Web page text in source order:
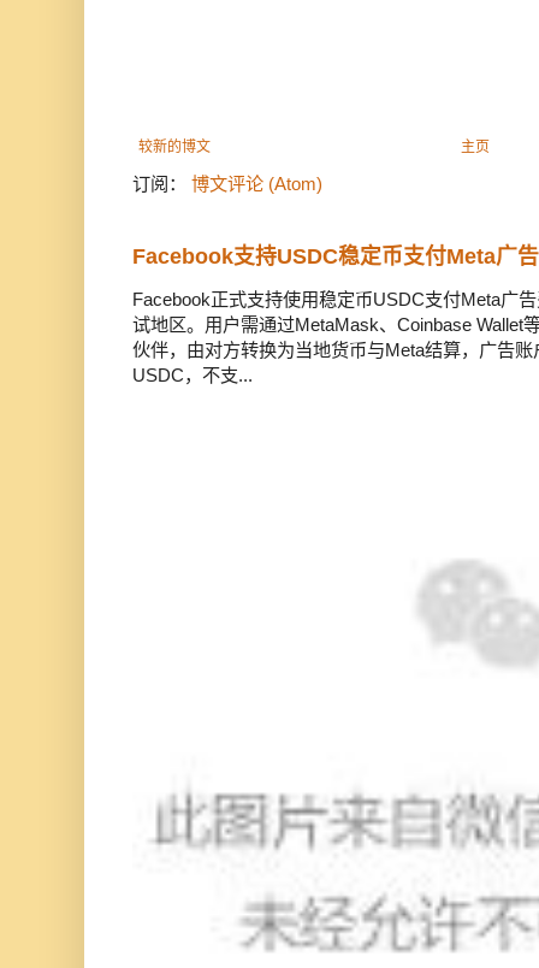
较新的博文 主页
订阅： 博文评论 (Atom)
Facebook支持USDC稳定币支付Meta广
Facebook正式支持使用稳定币USDC支付Meta广
试地区。用户需通过MetaMask、Coinbase Wallet
伙伴，由对方转换为当地货币与Meta结算，广告
USDC，不支...